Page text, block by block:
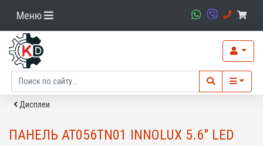
Меню
Дисплеи
ПАНЕЛЬ AT056TN01 INNOLUX 5.6" LED